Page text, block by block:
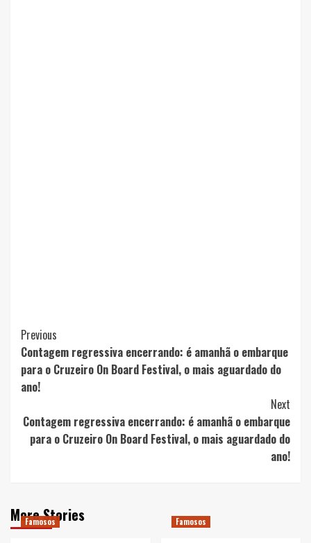
Post
Navigation
Previous
Contagem regressiva encerrando: é amanhã o embarque
para o Cruzeiro On Board Festival, o mais aguardado do
ano!
Next
Contagem regressiva encerrando: é amanhã o embarque
para o Cruzeiro On Board Festival, o mais aguardado do
ano!
More Stories
Famosos Famosos